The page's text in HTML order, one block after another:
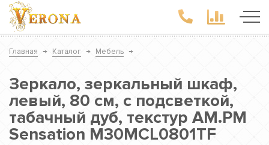
Главная → Каталог → Мебель →
Зеркало, зеркальный шкаф,
левый, 80 см, с подсветкой,
табачный дуб, текстур AM.PM
Sensation M30MCL0801TF